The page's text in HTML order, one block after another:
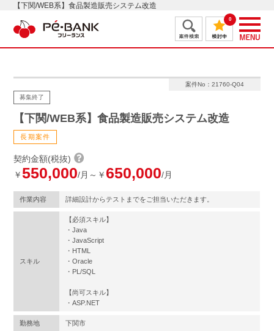
【下関/WEB系】食品製造販売システム改造
0
案件No：21760-Q04
募集終了
【下関/WEB系】食品製造販売システム改造
長期案件
契約金額(税抜)
￥550,000/月～￥ 650,000/月
作業内容 詳細設計からテストまでをご担当いただきます。
スキル
【必須スキル】
・Java
・JavaScript
・HTML
・Oracle
・PL/SQL
【尚可スキル】
・ASP.NET
勤務地 下関市